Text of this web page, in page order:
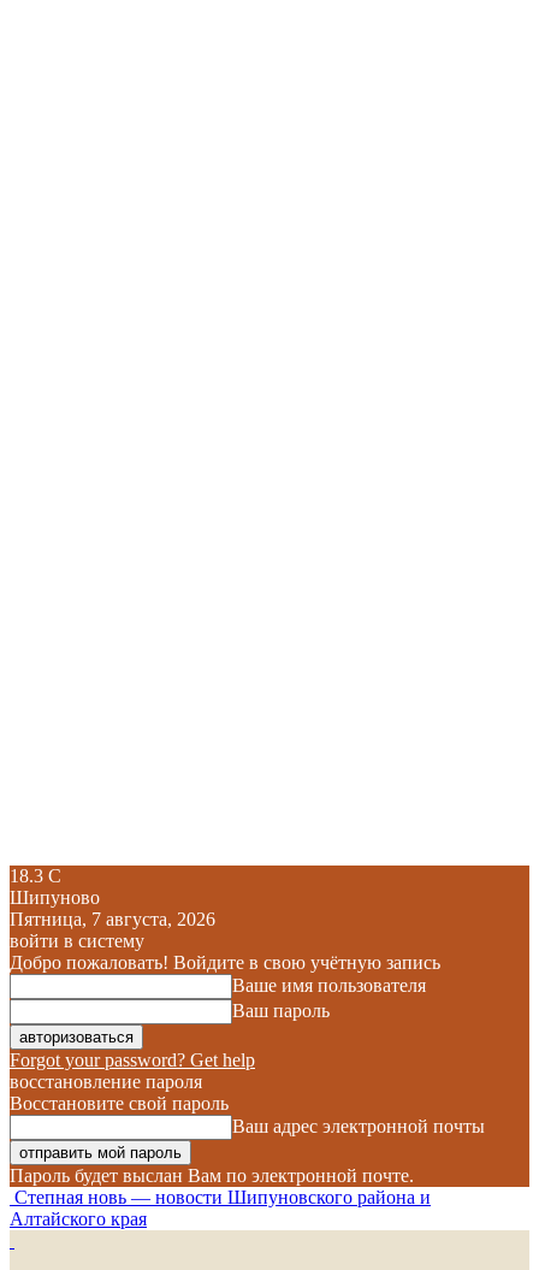
18.3 C
Шипуново
Пятница, 7 августа, 2026
войти в систему
Добро пожаловать! Войдите в свою учётную запись
Ваше имя пользователя
Ваш пароль
Forgot your password? Get help
восстановление пароля
Восстановите свой пароль
Ваш адрес электронной почты
Пароль будет выслан Вам по электронной почте.
Степная новь — новости Шипуновского района и
Алтайского края